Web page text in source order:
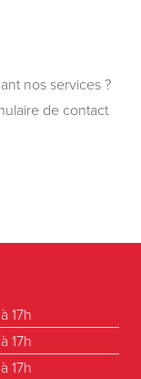
nos services ?
de contact
17h
17h
17h